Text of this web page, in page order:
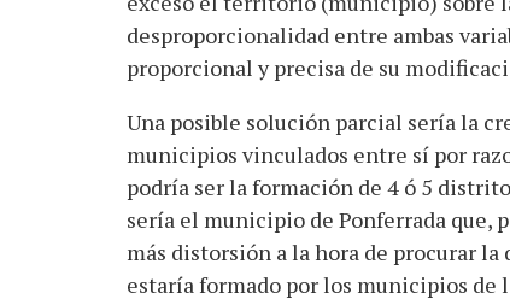
desproporcionalidad entre ambas
proporcional y precisa de su
Una posible solución parcial sería la
municipios vinculados entre sí por
podría ser la formación de 4 ó 5
sería el municipio de Ponferrada que,
más distorsión a la hora de procurar
estaría formado por los municipios de